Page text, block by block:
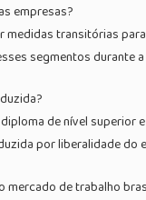
empresas?
transitórias
segmentos durante
de nível
por liberalidade
de trabalho